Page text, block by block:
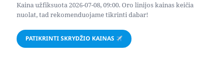
Kaina užfiksuota 2026-07-08, 09:00. Oro linijos kainas keičia
nuolat, tad rekomenduojame tikrinti dabar!
PATIKRINTI SKRYDŽIO KAINAS